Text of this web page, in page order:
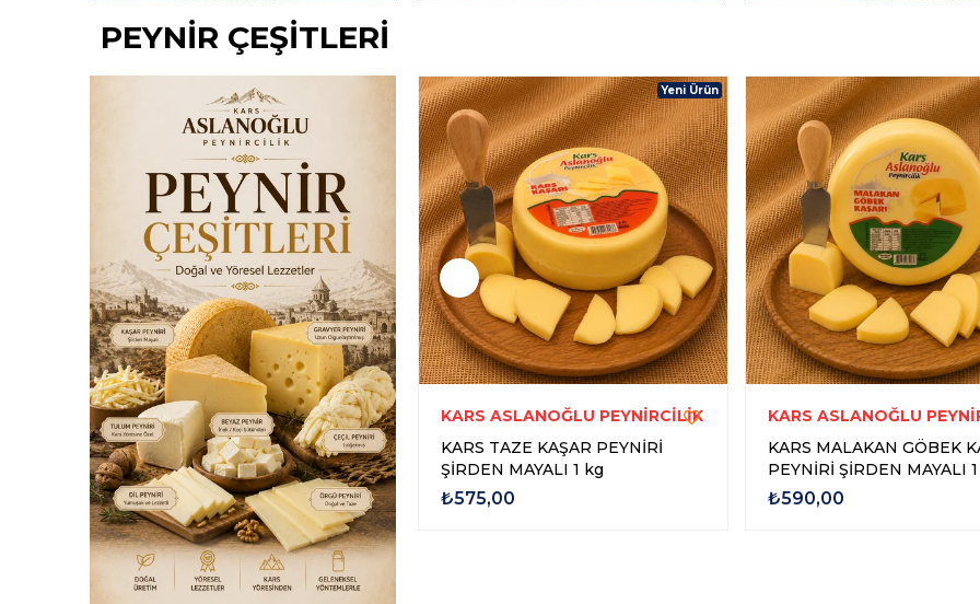
PEYNİR ÇEŞİTLERİ
KARS ASLANOĞLU PEYNİRCİLİK
KARS ESKİ KAŞAR PEYNİRİ 2
YILLIK ŞİRDEN MAYALI 1 KG
₺695,00
KARS ASLANOĞLU PEYNİRCİLİK
KARS TAZE KAŞAR PEYNİRİ
ŞİRDEN MAYALI 1 kg
₺575,00
Yeni Ürün
KARS ASLANOĞLU
KARS MALAKAN GÖBEK
PEYNİRİ ŞİRDEN MAYALI 1
₺590,00